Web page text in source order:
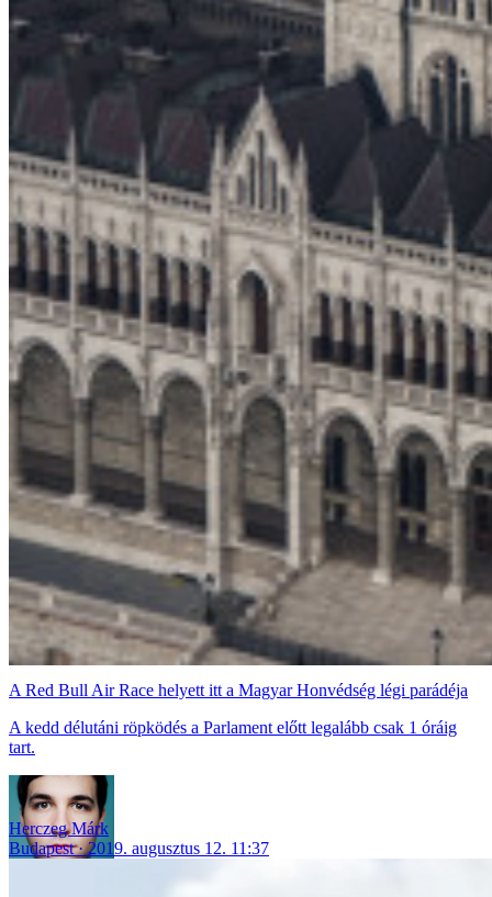
A Red Bull Air Race helyett itt a Magyar Honvédség légi parádéja
A kedd délutáni röpködés a Parlament előtt legalább csak 1 óráig
tart.
Herczeg Márk
Budapest
2019. augusztus 12. 11:37